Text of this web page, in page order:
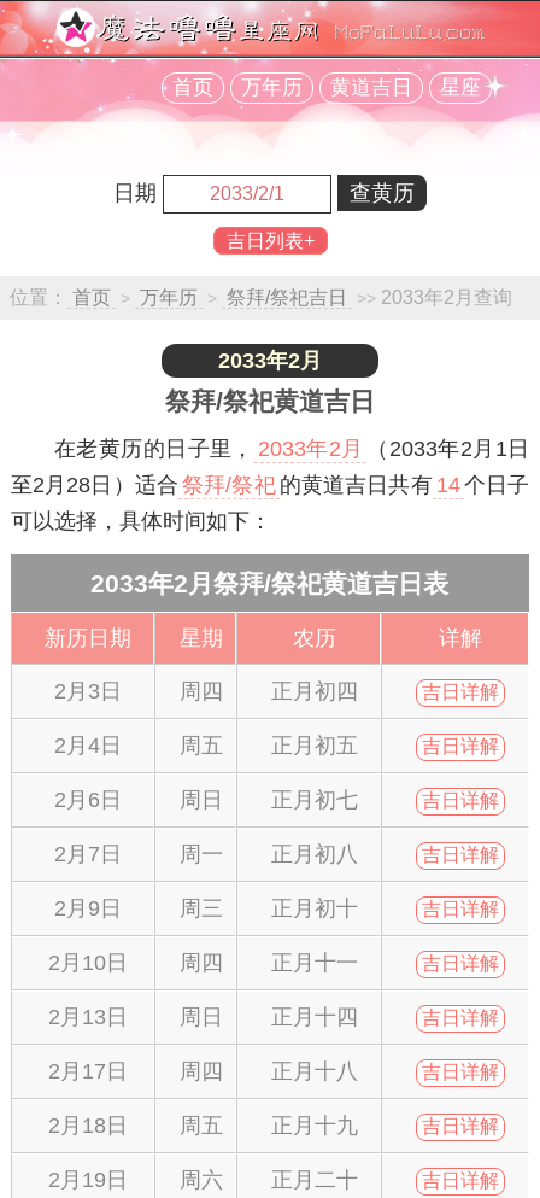
首页 万年历 黄道吉日 星座
日期
吉日列表+
位置： 首页 > 万年历 > 祭拜/祭祀吉日 >> 2033年2月查询
2033年2月
祭拜/祭祀黄道吉日
在老黄历的日子里， 2033年2月
（2033年2月1日
至2月28日）适合 祭拜/祭祀 的黄道吉日共有 14个日子
可以选择，具体时间如下：
2033年2月祭拜/祭祀黄道吉日表
新历日期 星期 农历 详解
2月3日 周四 正月初四 吉日详解
2月4日 周五 正月初五 吉日详解
2月6日 周日 正月初七 吉日详解
2月7日 周一 正月初八 吉日详解
2月9日 周三 正月初十 吉日详解
2月10日 周四 正月十一 吉日详解
2月13日 周日 正月十四 吉日详解
2月17日 周四 正月十八 吉日详解
2月18日 周五 正月十九 吉日详解
2月19日 周六 正月二十 吉日详解